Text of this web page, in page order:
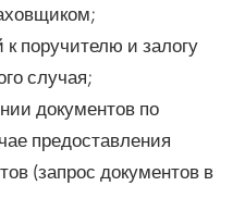
поручителю и залогу
случая;
документов по
предоставления
(запрос документов в